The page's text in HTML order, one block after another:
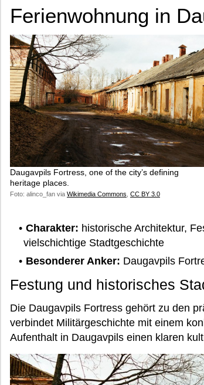
Ferienwohnung in
Daugavpils Fortress, one of the city’s defining
heritage places.
Foto: alinco_fan via Wikimedia Commons CC BY 3.0
Charakter: historische Architektur,
vielschichtige Stadtgeschichte
Besonderer Anker: Daugavpils
Festung und historisches
Die Daugavpils Fortress gehört zu den
verbindet Militärgeschichte mit einem
Aufenthalt in Daugavpils einen klaren